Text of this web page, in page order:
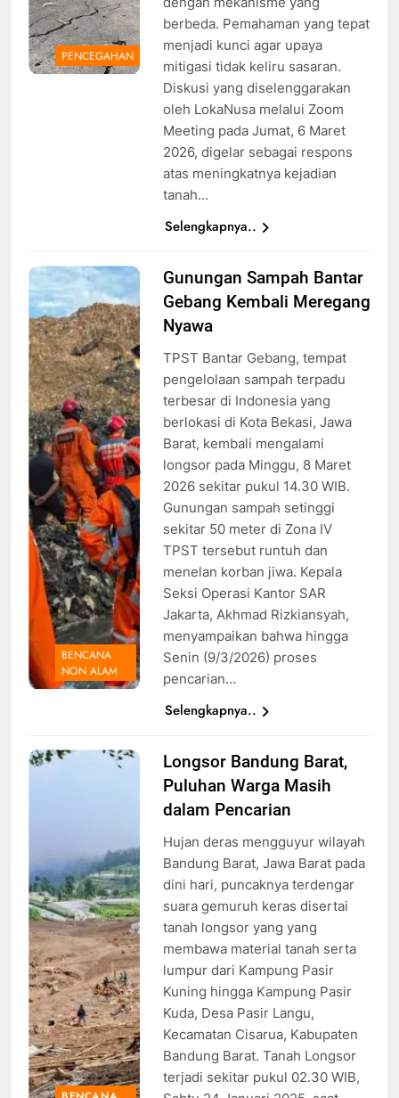
PENCEGAHAN
berbeda. Pemahaman yang tepat
menjadi kunci agar upaya
mitigasi tidak keliru sasaran.
Diskusi yang diselenggarakan
oleh LokaNusa melalui Zoom
Meeting pada Jumat, 6 Maret
2026, digelar sebagai respons
atas meningkatnya kejadian
tanah…
Selengkapnya..
Tim SAR
melakukan
Evakuasi
pada
korban
longsor di
Bantar
Gebang,
Foto: Dok
Beritanasional/Basarnas
BENCANA
NON ALAM
Gunungan Sampah Bantar
Gebang Kembali Meregang
Nyawa
TPST Bantar Gebang, tempat
pengelolaan sampah terpadu
terbesar di Indonesia yang
berlokasi di Kota Bekasi, Jawa
Barat, kembali mengalami
longsor pada Minggu, 8 Maret
2026 sekitar pukul 14.30 WIB.
Gunungan sampah setinggi
sekitar 50 meter di Zona IV
TPST tersebut runtuh dan
menelan korban jiwa. Kepala
Seksi Operasi Kantor SAR
Jakarta, Akhmad Rizkiansyah,
menyampaikan bahwa hingga
Senin (9/3/2026) proses
pencarian…
Selengkapnya..
Jabar/Adi
Ramadhan
Pratama
Longsor Bandung Barat,
Puluhan Warga Masih
dalam Pencarian
Hujan deras mengguyur wilayah
Bandung Barat, Jawa Barat pada
dini hari, puncaknya terdengar
suara gemuruh keras disertai
tanah longsor yang yang
membawa material tanah serta
lumpur dari Kampung Pasir
Kuning hingga Kampung Pasir
Kuda, Desa Pasir Langu,
Kecamatan Cisarua, Kabupaten
Bandung Barat. Tanah Longsor
terjadi sekitar pukul 02.30 WIB,